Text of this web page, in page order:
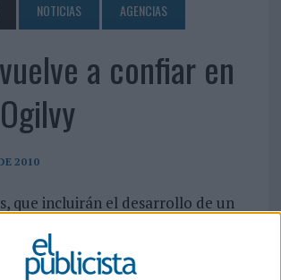
NOTICIAS AGENCIAS
a confiar en
2010
que incluirán el desarrollo de un
a consumidor, verán la luz
2011.